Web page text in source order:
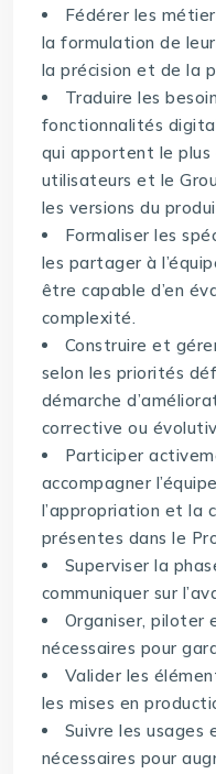
Fédérer les
la formulation de
la précision et de la
Traduire les
fonctionnalités
qui apportent le plus
utilisateurs et le
les versions du
Formaliser les
les partager à
être capable d’en
complexité.
Construire et
selon les priorités
démarche
corrective ou
Participer
accompagner
l’appropriation et la
présentes dans le
Superviser la
communiquer sur
Organiser, piloter
nécessaires pour
Valider les
les mises en
Suivre les usages
nécessaires pour